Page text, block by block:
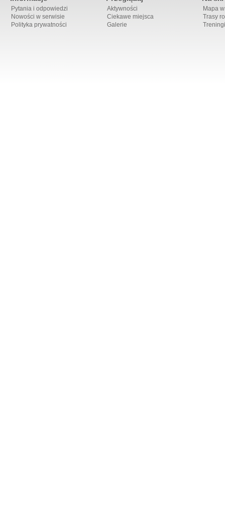
Pytania i odpowiedzi
Nowości w serwisie
Polityka prywatności
Aktywności
Ciekawe miejsca
Galerie
Mapa
Trasy